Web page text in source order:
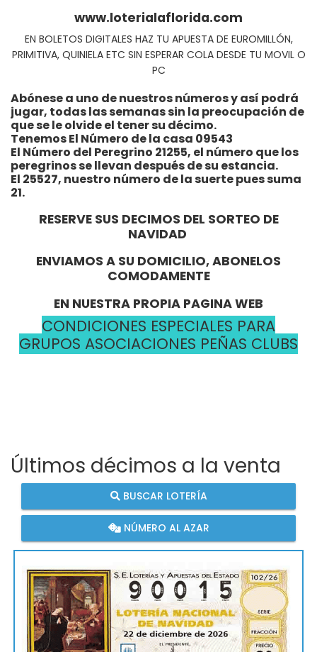
www.loterialaflorida.com
EN BOLETOS DIGITALES HAZ TU APUESTA DE EUROMILLÓN,
PRIMITIVA, QUINIELA ETC SIN ESPERAR COLA DESDE TU MOVIL O
PC
Abónese a uno de nuestros números y así podrá
jugar, todas las semanas sin la preocupación de
que se le olvide el tener su décimo.
Tenemos El Número de la casa 09543
El Número del Peregrino 21255, el número que los
peregrinos se llevan después de su estancia.
El 25527, nuestro número de la suerte pues suma
21.
RESERVE SUS DECIMOS DEL SORTEO DE
NAVIDAD
ENVIAMOS A SU DOMICILIO, ABONELOS
COMODAMENTE
EN NUESTRA PROPIA PAGINA WEB
CONDICIONES ESPECIALES PARA
GRUPOS ASOCIACIONES PEÑAS CLUBS
Últimos décimos a la venta
BUSCAR LOTERÍA
NÚMERO AL AZAR